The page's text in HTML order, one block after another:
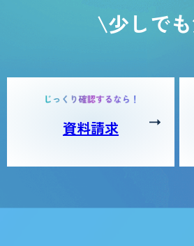
\少しで
資料請求